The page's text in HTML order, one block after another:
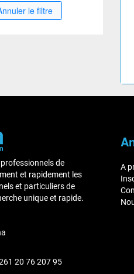
le filtre
de
et rapidement les
et particuliers de
unique et rapide.
20 76 207 95
A